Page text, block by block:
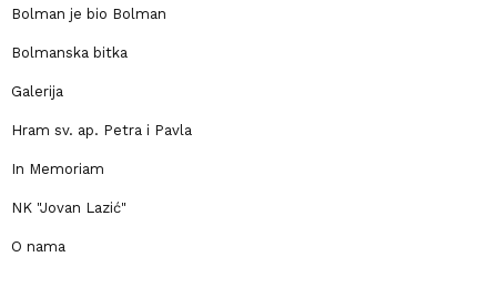
Bolman je bio Bolman
Bolmanska bitka
Galerija
Hram sv. ap. Petra i Pavla
In Memoriam
NK "Jovan Lazić"
O nama